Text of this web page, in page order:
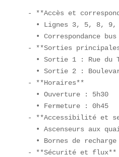
- **Accès et
• Lignes 3, 5, 8,
• Correspondance
- **Sorties
• Sortie 1 : Rue du
• Sortie 2 :
- **Horaires**
  • Ouverture : 5h30
  • Fermeture : 0h45
- **Accessibilité et
• Ascenseurs aux
• Bornes de
- **Sécurité et